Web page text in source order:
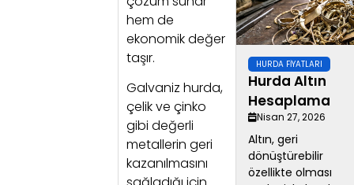
hem de
ekonomik değer
taşır.
Galvaniz hurda,
çelik ve çinko
gibi değerli
metallerin geri
kazanılmasını
HURDA FIYATLARI
Hurda Altın
Hesaplama
Nisan 27, 2026
Altın, geri
dönüştürebilir
özellikte olması